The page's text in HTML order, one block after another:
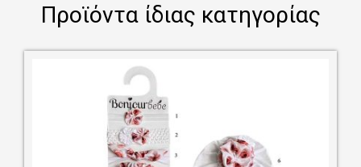
Προϊόντα ίδιας κατηγορίας